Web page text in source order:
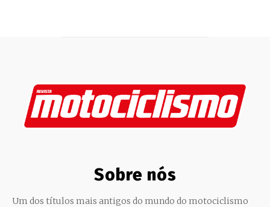
Sobre nós
Um dos títulos mais antigos do mundo do motociclismo